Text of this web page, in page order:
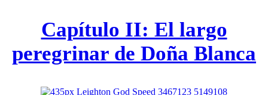
Capítulo II: El largo
peregrinar de Doña Blanca